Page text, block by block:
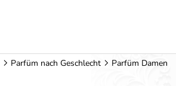
Parfüm nach Geschlecht
Parfüm Damen